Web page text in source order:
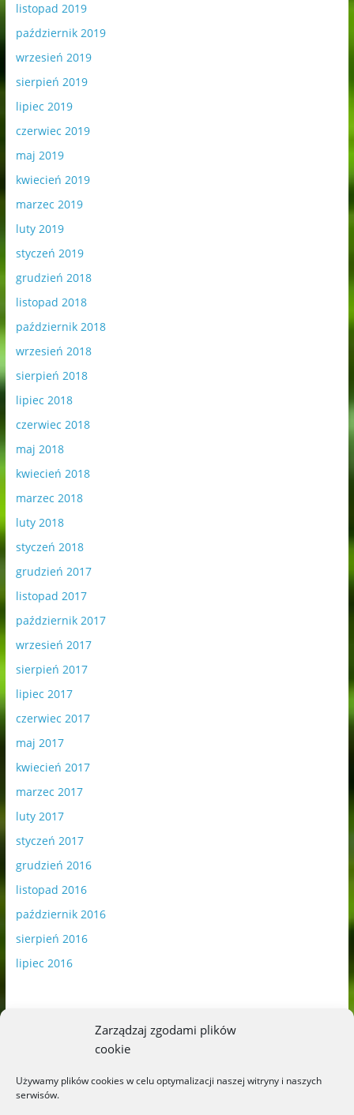
Zarządzaj zgodami plików
cookie
Używamy plików cookies w celu optymalizacji naszej witryny i naszych
serwisów.
listopad 2019
październik 2019
wrzesień 2019
sierpień 2019
lipiec 2019
czerwiec 2019
maj 2019
kwiecień 2019
marzec 2019
luty 2019
styczeń 2019
grudzień 2018
listopad 2018
październik 2018
wrzesień 2018
sierpień 2018
lipiec 2018
czerwiec 2018
maj 2018
kwiecień 2018
marzec 2018
luty 2018
styczeń 2018
grudzień 2017
listopad 2017
październik 2017
wrzesień 2017
sierpień 2017
lipiec 2017
czerwiec 2017
maj 2017
kwiecień 2017
marzec 2017
luty 2017
styczeń 2017
grudzień 2016
listopad 2016
październik 2016
sierpień 2016
lipiec 2016